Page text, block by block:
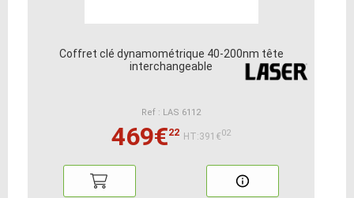
Coffret clé dynamométrique 40-200nm tête
interchangeable
Ref : LAS 6112
469€22 HT:391€02